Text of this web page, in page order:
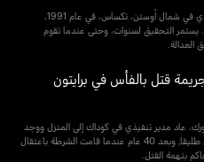
قُتلت أربع فتيات مراهقات بوحشية في متجر للزبادي في شمال أوستن، تكساس، في عام 1991،
التحقيق لسنوات، وحتى عندما تقوم
نيويورك، عاد مدير تنفيذي في كوداك إلى المنزل ووجد
زوجته ميتة. واعتقد الناس بأن الرجل المجنون كان طليقا, وبعد 40 عام عندما قامت الشرطة باعتقال
بتهمة القتل.